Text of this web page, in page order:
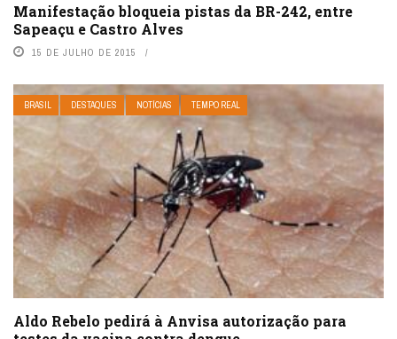
Manifestação bloqueia pistas da BR-242, entre
Sapeaçu e Castro Alves
15 DE JULHO DE 2015
BRASIL DESTAQUES NOTÍCIAS TEMPO REAL
Aldo Rebelo pedirá à Anvisa autorização para